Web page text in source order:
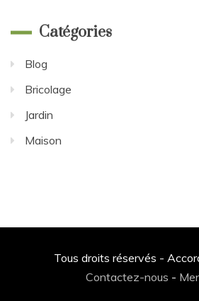
Catégories
Blog
Bricolage
Jardin
Maison
Tous droits réservés -
Contactez-nous -